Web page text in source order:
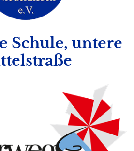
Schule, untere